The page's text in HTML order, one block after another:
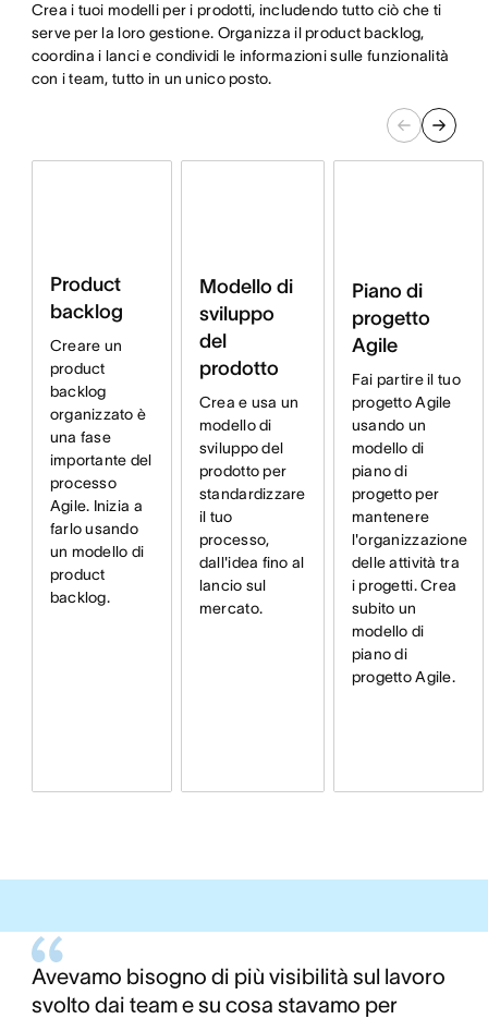
Crea i tuoi modelli per i prodotti, includendo tutto ciò che ti
serve per la loro gestione. Organizza il product backlog,
coordina i lanci e condividi le informazioni sulle funzionalità
con i team, tutto in un unico posto.
Product
backlog
Creare un
product
backlog
organizzato è
una fase
importante del
processo
Agile. Inizia a
farlo usando
un modello di
product
backlog.
Modello di
sviluppo
del
prodotto
Crea e usa un
modello di
sviluppo del
prodotto per
standardizzare
il tuo
processo,
dall'idea fino al
lancio sul
mercato.
Piano di
progetto
Agile
Fai partire il tuo
progetto Agile
usando un
modello di
piano di
progetto per
mantenere
l'organizzazione
delle attività tra
i progetti. Crea
subito un
modello di
piano di
progetto Agile.
Avevamo bisogno di più visibilità sul lavoro
svolto dai team e su cosa stavamo per